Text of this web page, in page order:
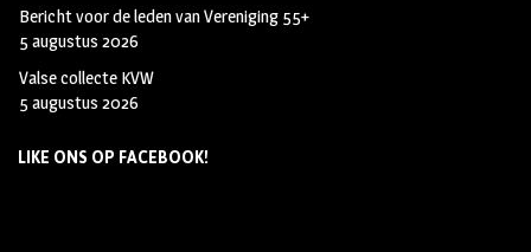
Bericht voor de leden van Vereniging 55+
5 augustus 2026
Valse collecte KVW
5 augustus 2026
LIKE ONS OP FACEBOOK!